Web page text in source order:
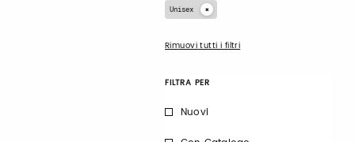
Unisex
Rimuovi tutti i filtri
FILTRA PER
Nuovi